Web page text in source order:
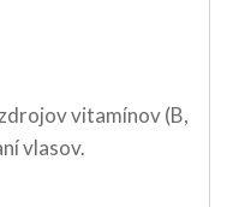
vitamínov (B,
vlasov.